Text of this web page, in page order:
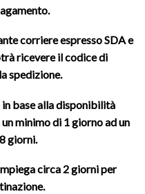
corriere espresso SDA e
ricevere il codice di
spedizione.
base alla disponibilità
minimo di 1 giorno ad un
giorni.
circa 2 giorni per